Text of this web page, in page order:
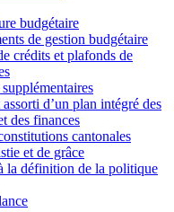
budgétaire
de gestion budgétaire
crédits et plafonds de
d’un plan intégré des
des finances
cantonales
et de grâce
la définition de la politique